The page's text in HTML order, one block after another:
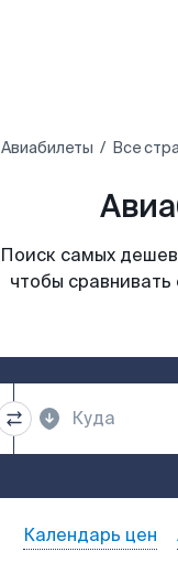
Авиабилеты Все
Поиск самых
чтобы
Календарь цен